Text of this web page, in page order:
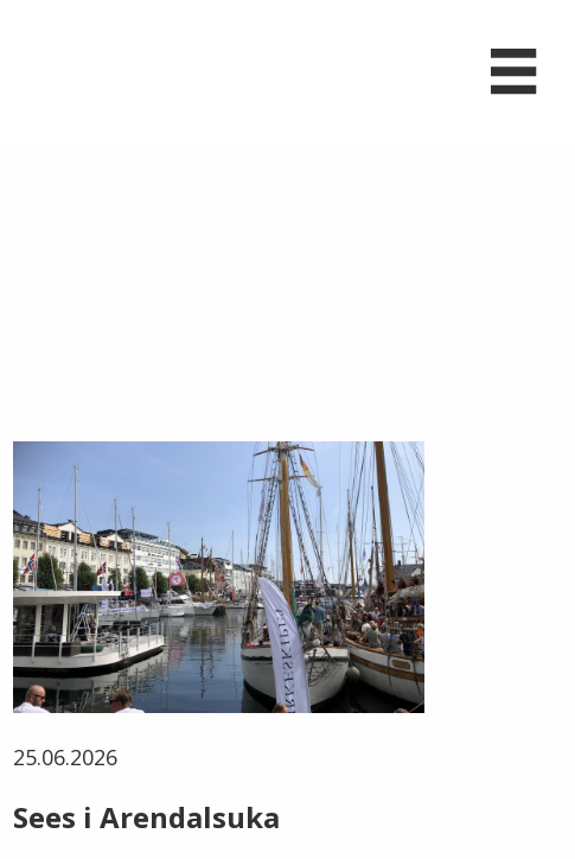
25.06.2026
Sees i Arendalsuka